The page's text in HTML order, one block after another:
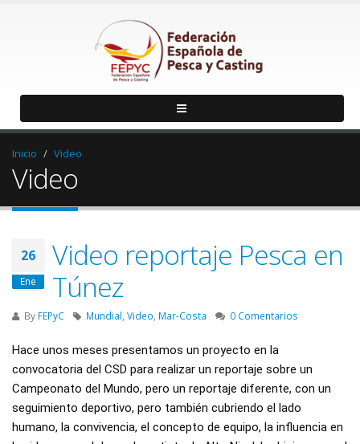
Inicio Video
Video
26
Ene
Video reportaje Pesca en
Túnez
By FEPyC Mundial Video Mar-Costa 0 Comentarios
Hace unos meses presentamos un proyecto en la
convocatoria del CSD para realizar un reportaje sobre un
Campeonato del Mundo, pero un reportaje diferente, con un
seguimiento deportivo, pero también cubriendo el lado
humano, la convivencia, el concepto de equipo, la influencia en